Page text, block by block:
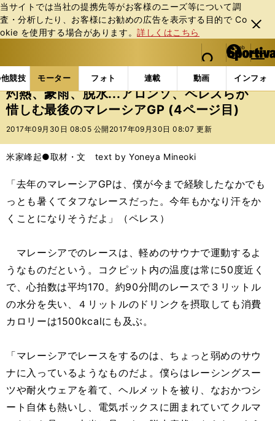
当サイトでは当社の提携先等がお客様のニーズ等について調
査・分析したり、お客様にお勧めの広告を表⽰する⽬的で Co
okie を使⽤する場合があります。詳しくはこちら
閉じ
る
web Sportiva (webスポルティーバ)
検索
マイペ
ー
ジ
メニュ
競技 モーター フォト 連載 動画 インフォ
b
ス
ポ
ル
バ
モーターの記事一覧 モーター F1 灼熱、豪雨、
灼熱、豪雨、脱水...アロンソ、ペレスらが
惜しむ最後のマレーシアGP (4ページ目)
2017年09月30日 08:05 公開 2017年09月30日 08:07 更新
米家峰起●取材・文 text by Yoneya Mineoki
「去年のマレーシアGPは、僕が今まで経験したなかでも
っとも暑くてタフなレースだった。今年もかなり汗をか
くことになりそうだよ」（ペレス）
マレーシアでのレースは、軽めのサウナで運動するよ
うなものだという。コクピット内の温度は常に50度近く
で、心拍数は平均170。約90分間のレースで３リットル
の水分を失い、４リットルのドリンクを摂取しても消費
カロリーは1500kcalにも及ぶ。
「マレーシアでレースをするのは、ちょっと弱めのサウ
ナに入っているようなものだよ。僕らはレーシングスー
ツや耐火ウェアを着て、ヘルメットを被り、なおかつシ
ート自体も熱いし、電気ボックスに囲まれていてクルマ